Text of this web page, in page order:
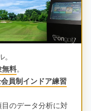
無料。
員制インドア練習
のデータ分析に対